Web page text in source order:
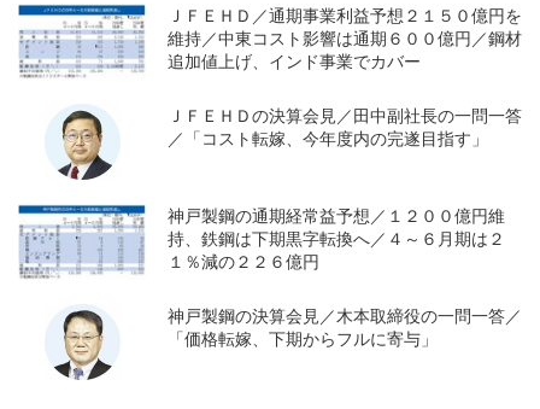
ＪＦＥＨＤ／通期事業利益予想２１５０億円を
維持／中東コスト影響は通期６００億円／鋼材
追加値上げ、インド事業でカバー
ＪＦＥＨＤの決算会見／田中副社長の一問一答
／「コスト転嫁、今年度内の完遂目指す」
神戸製鋼の通期経常益予想／１２００億円維
持、鉄鋼は下期黒字転換へ／４～６月期は２
１％減の２２６億円
神戸製鋼の決算会見／木本取締役の一問一答／
「価格転嫁、下期からフルに寄与」